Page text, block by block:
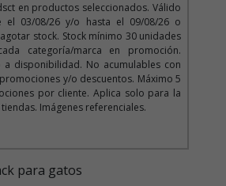
en productos seleccionados. Válido
el 03/08/26 y/o hasta el 09/08/26 o
stock. Stock mínimo 30 unidades
categoría/marca en promoción.
a disponibilidad. No acumulables con
y/o descuentos. Máximo 5
por cliente. Aplica solo para la
Imágenes referenciales.
para gatos